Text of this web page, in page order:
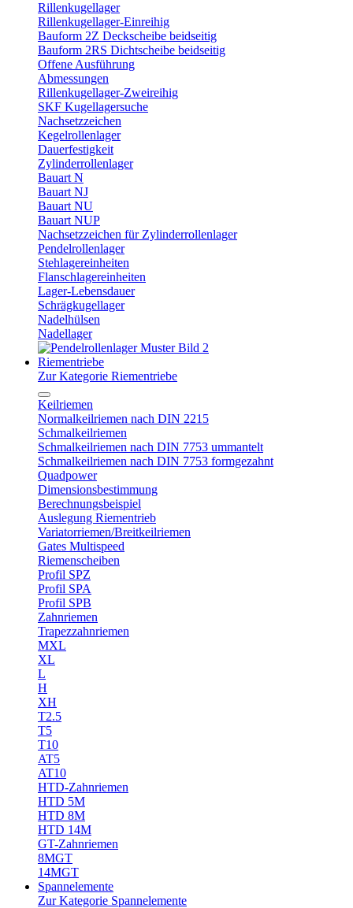
Rillenkugellager
Rillenkugellager-Einreihig
Bauform 2Z Deckscheibe beidseitig
Bauform 2RS Dichtscheibe beidseitig
Offene Ausführung
Abmessungen
Rillenkugellager-Zweireihig
SKF Kugellagersuche
Nachsetzzeichen
Kegelrollenlager
Dauerfestigkeit
Zylinderrollenlager
Bauart N
Bauart NJ
Bauart NU
Bauart NUP
Nachsetzzeichen für Zylinderrollenlager
Pendelrollenlager
Stehlagereinheiten
Flanschlagereinheiten
Lager-Lebensdauer
Schrägkugellager
Nadelhülsen
Nadellager
Riementriebe
Zur Kategorie Riementriebe
Keilriemen
Normalkeilriemen nach DIN 2215
Schmalkeilriemen
Schmalkeilriemen nach DIN 7753 ummantelt
Schmalkeilriemen nach DIN 7753 formgezahnt
Quadpower
Dimensionsbestimmung
Berechnungsbeispiel
Auslegung Riementrieb
Variatorriemen/Breitkeilriemen
Gates Multispeed
Riemenscheiben
Profil SPZ
Profil SPA
Profil SPB
Zahnriemen
Trapezzahnriemen
MXL
XL
L
H
XH
T2.5
T5
T10
AT5
AT10
HTD-Zahnriemen
HTD 5M
HTD 8M
HTD 14M
GT-Zahnriemen
8MGT
14MGT
Spannelemente
Zur Kategorie Spannelemente